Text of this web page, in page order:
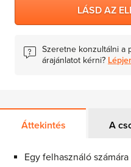
LÁSD AZ
Szeretne konzultálni a
árajánlatot kérni?
Áttekintés A
Egy felhasználó számára